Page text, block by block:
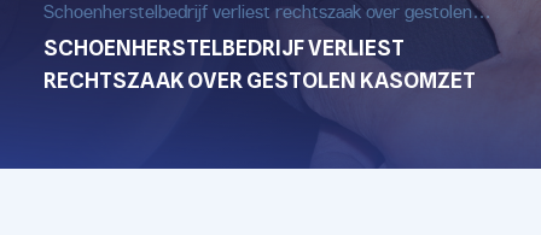
Schoenherstelbedrijf verliest rechtszaak over gestolen…
SCHOENHERSTELBEDRIJF VERLIEST
RECHTSZAAK OVER GESTOLEN KASOMZET
Salarisadministratie
Aangifte & fiscaal advies